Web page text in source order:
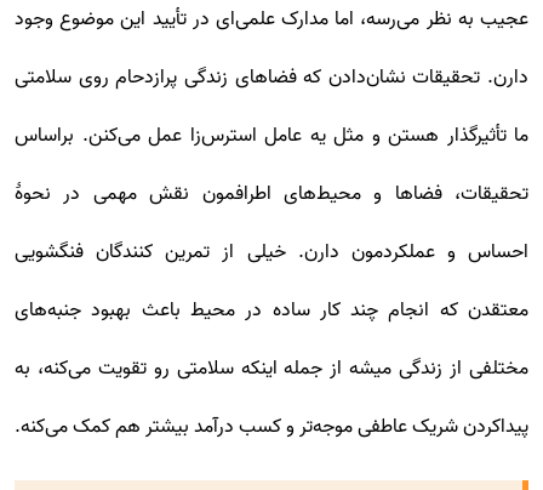
عجیب به نظر می‌رسه، اما مدارک علمی‌ای در تأیید این موضوع وجود
دارن. تحقیقات نشان‌دادن که فضاهای زندگی پرازدحام روی سلامتی
ما تأثیرگذار هستن و مثل یه عامل استرس‌زا عمل می‌کنن. براساس
تحقیقات، فضاها و محیط‌های اطرافمون نقش مهمی در نحوۀ
احساس و عملکردمون دارن. خیلی از تمرین کنندگان فنگشویی
معتقدن که انجام چند کار ساده در محیط باعث بهبود جنبه‌های
مختلفی از زندگی میشه از جمله اینکه سلامتی رو تقویت می‌کنه، به
پیداکردن شریک عاطفی موجه‌تر و کسب درآمد بیشتر هم کمک می‌کنه.